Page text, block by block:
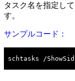
タスク名を指定し
す。
サンプルコード：